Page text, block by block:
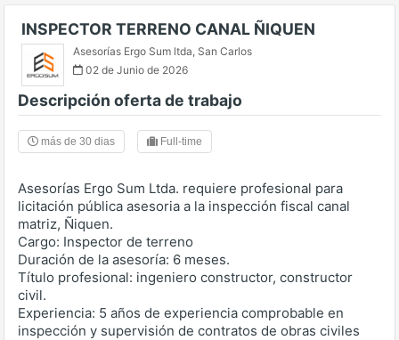
INSPECTOR TERRENO CANAL ÑIQUEN
Asesorías Ergo Sum ltda, San Carlos
02 de Junio de 2026
Descripción oferta de trabajo
más de 30 dias Full-time
Asesorías Ergo Sum Ltda. requiere profesional para
licitación pública asesoria a la inspección fiscal canal
matriz, Ñiquen.
Cargo: Inspector de terreno
Duración de la asesoría: 6 meses.
Título profesional: ingeniero constructor, constructor
civil.
Experiencia: 5 años de experiencia comprobable en
inspección y supervisión de contratos de obras civiles